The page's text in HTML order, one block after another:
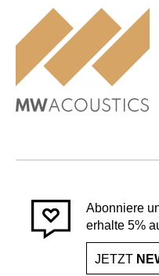
Abonniere
erhalte 5%
JETZT